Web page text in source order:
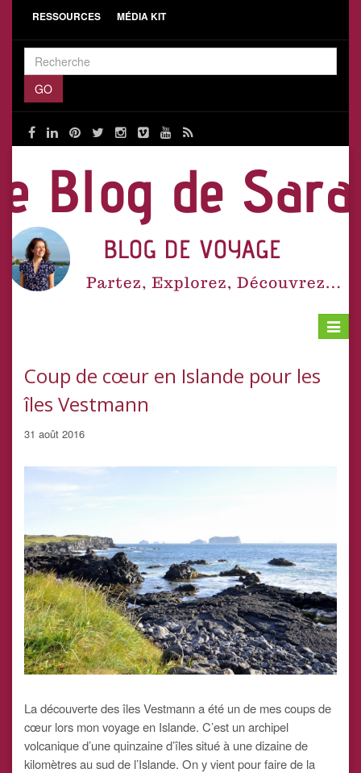
RESSOURCES MÉDIA KIT
Toggle
Coup de cœur en Islande pour les
îles Vestmann
31 août 2016
La découverte des îles Vestmann a été un de mes coups de
cœur lors mon voyage en Islande. C’est un archipel
volcanique d’une quinzaine d’îles situé à une dizaine de
kilomètres au sud de l’Islande. On y vient pour faire de la